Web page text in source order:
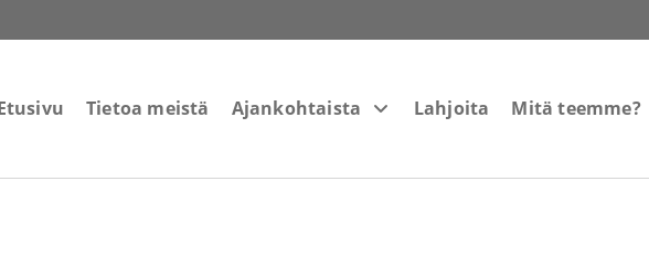
Tietoa meistä Ajankohtaista Lahjoita Mitä teemme?